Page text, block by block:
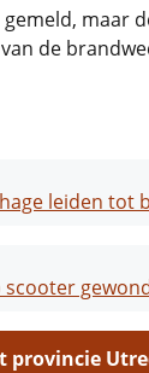
gemeld,
de
leiden tot
provincie